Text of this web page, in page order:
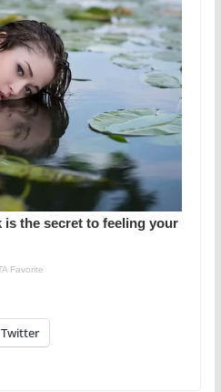
Twitter